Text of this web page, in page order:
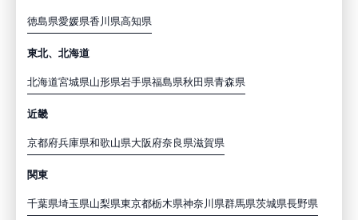
徳島県愛媛県香川県高知県
東北、北海道
北海道宮城県山形県岩手県福島県秋田県青森県
近畿
京都府兵庫県和歌山県大阪府奈良県滋賀県
関東
千葉県埼玉県山梨県東京都栃木県神奈川県群馬県茨城県長野県